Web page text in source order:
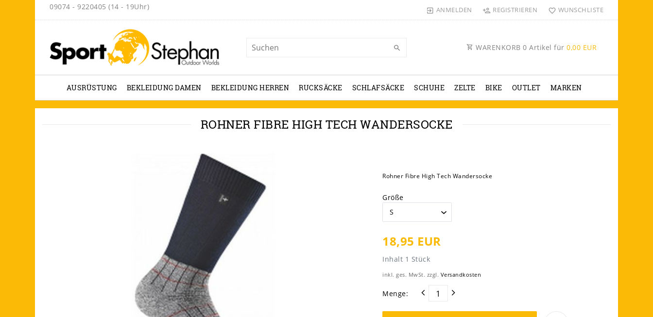
09074 - 9220405 (14 - 19Uhr) ANMELDEN REGISTRIEREN WUNSCHLISTE
WARENKORB 0 Artikel für 0,00 EUR
AUSRÜSTUNG BEKLEIDUNG DAMEN BEKLEIDUNG HERREN RUCKSÄCKE SCHLAFSÄCKE SCHUHE ZELTE BIKE OUTLET MARKEN
ROHNER FIBRE HIGH TECH WANDERSOCKE
Rohner Fibre High Tech Wandersocke
Größe
18,95 EUR
Inhalt 1 Stück
inkl. ges. MwSt. zzgl. Versandkosten
Menge: